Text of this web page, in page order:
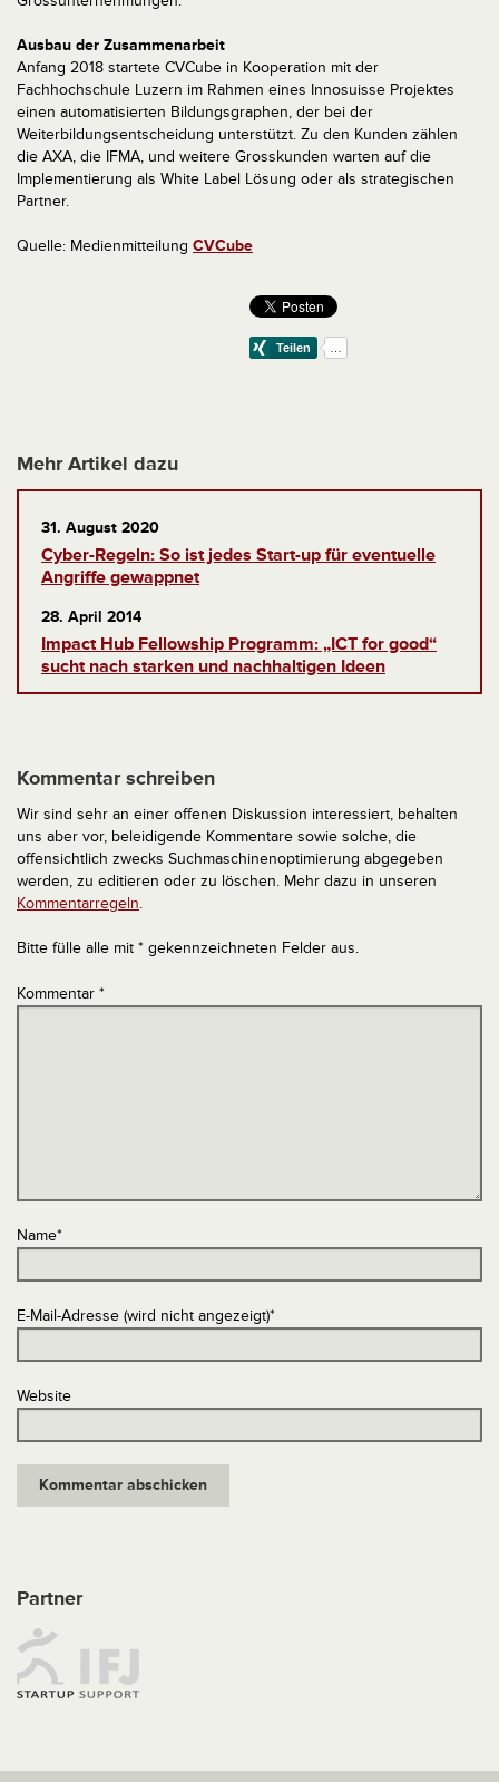
Ausbau der Zusammenarbeit
Anfang 2018 startete CVCube in Kooperation mit der
Fachhochschule Luzern im Rahmen eines Innosuisse Projektes
einen automatisierten Bildungsgraphen, der bei der
Weiterbildungsentscheidung unterstützt. Zu den Kunden zählen
die AXA, die IFMA, und weitere Grosskunden warten auf die
Implementierung als White Label Lösung oder als strategischen
Partner.
Quelle: Medienmitteilung CVCube
Mehr Artikel dazu
31. August 2020
Cyber-Regeln: So ist jedes Start-up für eventuelle
Angriffe gewappnet
28. April 2014
Impact Hub Fellowship Programm: „ICT for good“
sucht nach starken und nachhaltigen Ideen
Kommentar schreiben
Wir sind sehr an einer offenen Diskussion interessiert, behalten
uns aber vor, beleidigende Kommentare sowie solche, die
offensichtlich zwecks Suchmaschinenoptimierung abgegeben
werden, zu editieren oder zu löschen. Mehr dazu in unseren
Kommentarregeln.
Bitte fülle alle mit * gekennzeichneten Felder aus.
Kommentar *
Name*
E-Mail-Adresse (wird nicht angezeigt)*
Website
Partner